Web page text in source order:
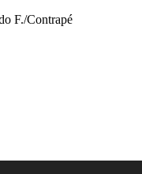
F./Contrapé